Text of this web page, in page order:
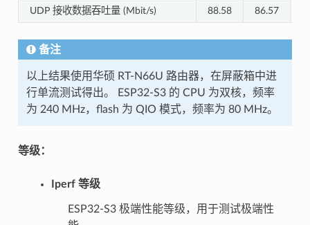
UDP 接收数据吞吐量 (Mbit/s) 88.58 86.57
备注
以上结果使用华硕 RT-N66U 路由器，在屏蔽箱中进
行单流测试得出。 ESP32-S3 的 CPU 为双核，频率
为 240 MHz，flash 为 QIO 模式，频率为 80 MHz。
等级：
Iperf 等级
ESP32-S3 极端性能等级，用于测试极端性